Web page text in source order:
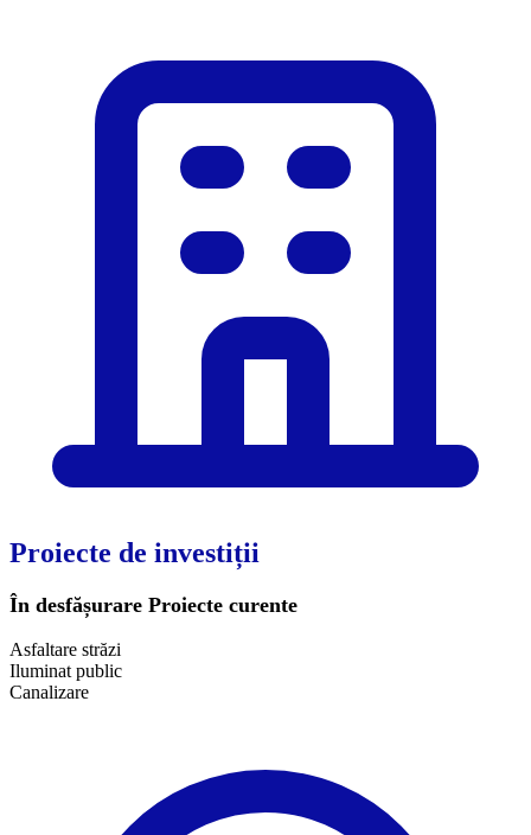
Proiecte de investiții
În desfășurare Proiecte curente
Asfaltare străzi
Iluminat public
​Canalizare